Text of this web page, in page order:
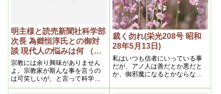
明主様と読売新聞社科学部
次長 為郷恒淳氏との御対
談 現代人の悩みは何 （栄
光百七十九号 昭和二十七
年十月二十二日）
宗教には余り興味がありません
よ。宗教家が斯んな事を言うの
は可笑しいが、と言って科学で
も仕様がないのです。特に現代
裁く勿れ(栄光208号 昭和
28年5月13日)
私はいつも信者にいっている事
だが、アノ人は善だとか悪だと
か、御邪魔になるとかならない
が、そういう人がまだ少しでも